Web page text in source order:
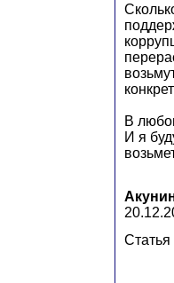
В
И я
Статья